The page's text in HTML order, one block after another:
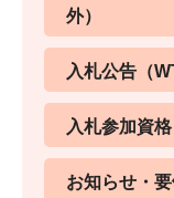
外）
入札公告（
入札参加資格
お知らせ・